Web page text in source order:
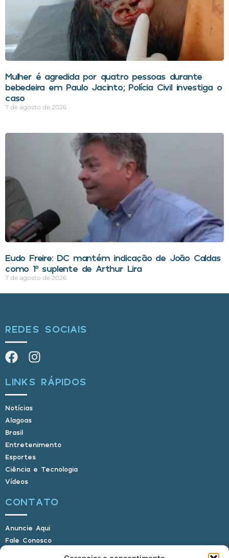
Mulher é agredida por quatro pessoas durante
bebedeira em Paulo Jacinto; Polícia Civil investiga o
caso
7 de agosto de 2026
Eudo Freire: DC mantém indicação de João Caldas
como 1º suplente de Arthur Lira
7 de agosto de 2026
REDES SOCIAIS
LINKS RÁPIDOS
Notícias
Alagoas
Brasil
Entretenimento
Esportes
Ciência e Tecnologia
Vídeos
CONTATO
Anuncie Aqui
Fale Conosco